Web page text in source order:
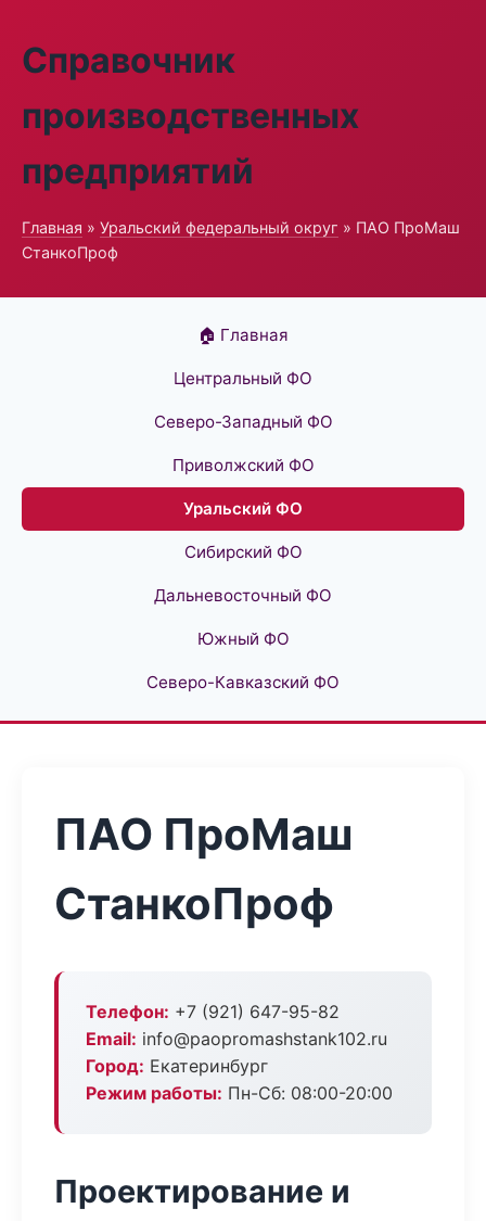
Справочник
производственных
предприятий
Главная » Уральский федеральный округ » ПАО ПроМаш
СтанкоПроф
🏠 Главная
Центральный ФО
Северо-Западный ФО
Приволжский ФО
Уральский ФО
Сибирский ФО
Дальневосточный ФО
Южный ФО
Северо-Кавказский ФО
ПАО ПроМаш
СтанкоПроф
Телефон: +7 (921) 647-95-82
Email: info@paopromashstank102.ru
Город: Екатеринбург
Режим работы: Пн-Сб: 08:00-20:00
Проектирование и